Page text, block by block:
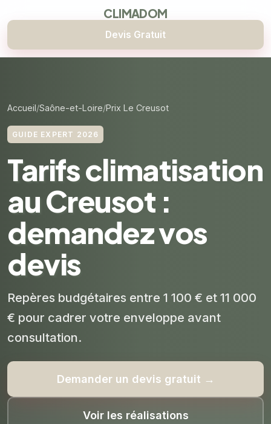
CLIMADOM
Devis Gratuit
Accueil Saône-et-Loire Prix Le Creusot
GUIDE EXPERT 2026
Tarifs climatisation
au Creusot :
demandez vos
devis
Repères budgétaires entre 1 100 € et 11 000
€ pour cadrer votre enveloppe avant
consultation.
Demander un devis gratuit →
Voir les réalisations